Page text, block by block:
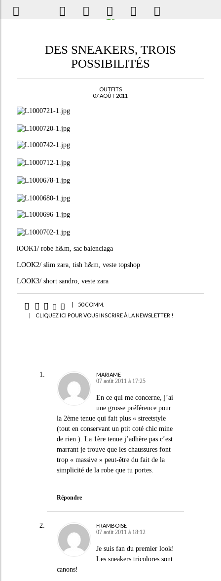
DES SNEAKERS, TROIS
POSSIBILITÉS
OUTFITS
07 AOÛT 2011
lOOK1/ robe h&m, sac balenciaga
LOOK2/ slim zara, tish h&m, veste topshop
LOOK3/ short sandro, veste zara
|
50 COMM.
|
CLIQUEZ ICI POUR VOUS INSCRIRE À LA NEWSLETTER !
MARIAME
07 août 2011 à 17:25
En ce qui me concerne, j’ai
une grosse préférence pour
la 2ème tenue qui fait plus « streetstyle
(tout en conservant un ptit coté chic mine
de rien ). La 1ère tenue j’adhère pas c’est
marrant je trouve que les chaussures font
trop « massive » peut-être du fait de la
simplicité de la robe que tu portes.
Répondre
FRAMBOISE
07 août 2011 à 18:12
Je suis fan du premier look!
Les sneakers tricolores sont
canons!